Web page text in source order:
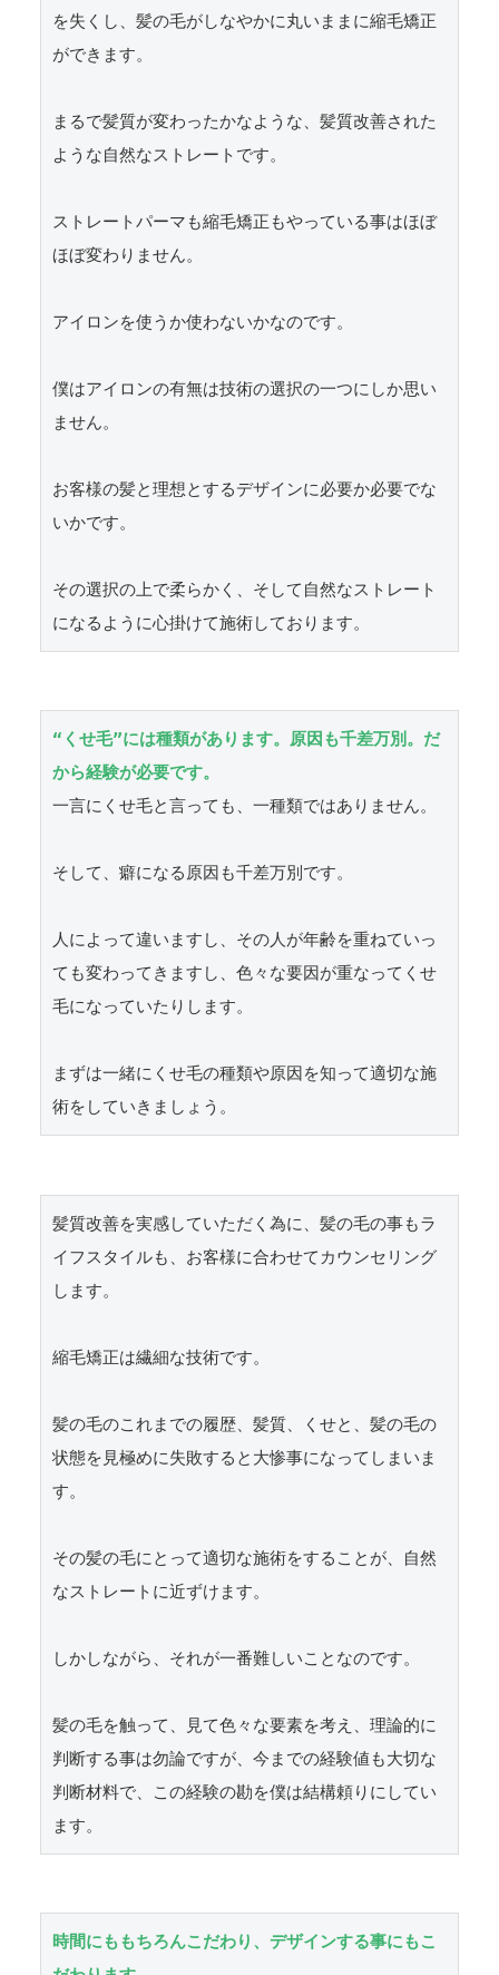
を失くし、髪の毛がしなやかに丸いままに縮毛矯正
ができます。
まるで髪質が変わったかなような、髪質改善された
ような自然なストレートです。
ストレートパーマも縮毛矯正もやっている事はほぼ
ほぼ変わりません。
アイロンを使うか使わないかなのです。
僕はアイロンの有無は技術の選択の一つにしか思い
ません。
お客様の髪と理想とするデザインに必要か必要でな
いかです。
その選択の上で柔らかく、そして自然なストレート
になるように心掛けて施術しております。
“くせ毛”には種類があります。原因も千差万別。だ
から経験が必要です。
一言にくせ毛と言っても、一種類ではありません。
そして、癖になる原因も千差万別です。
人によって違いますし、その人が年齢を重ねていっ
ても変わってきますし、色々な要因が重なってくせ
毛になっていたりします。
まずは一緒にくせ毛の種類や原因を知って適切な施
術をしていきましょう。
髪質改善を実感していただく為に、髪の毛の事もラ
イフスタイルも、お客様に合わせてカウンセリング
します。
縮毛矯正は繊細な技術です。
髪の毛のこれまでの履歴、髪質、くせと、髪の毛の
状態を見極めに失敗すると大惨事になってしまいま
す。
その髪の毛にとって適切な施術をすることが、自然
なストレートに近ずけます。
しかしながら、それが一番難しいことなのです。
髪の毛を触って、見て色々な要素を考え、理論的に
判断する事は勿論ですが、今までの経験値も大切な
判断材料で、この経験の勘を僕は結構頼りにしてい
ます。
時間にももちろんこだわり、デザインする事にもこ